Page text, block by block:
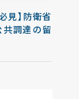
見】防衛省
調達の留